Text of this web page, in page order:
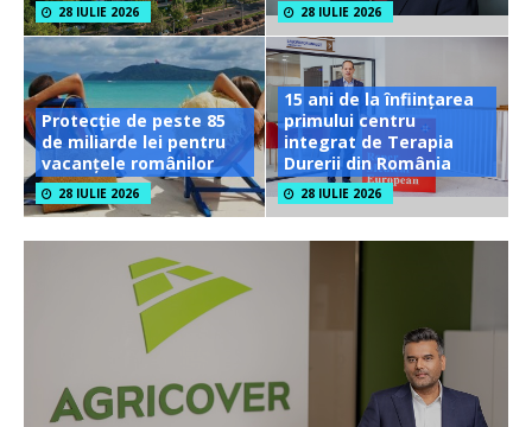
28 IULIE 2026 28 IULIE 2026
Protecție de peste 85
de miliarde lei pentru
vacanțele românilor
28 IULIE 2026
15 ani de la înființarea
primului centru
integrat de Terapia
Durerii din România
28 IULIE 2026